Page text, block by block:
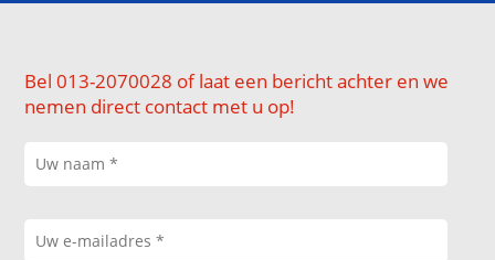
Bel 013-2070028 of laat een bericht achter en we
nemen direct contact met u op!